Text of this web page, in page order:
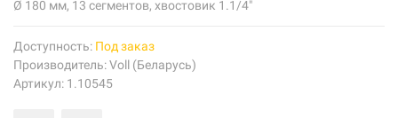
Ø 180 мм, 13 сегментов, хвостовик 1.1/4"
Доступность: Под заказ
Производитель:Voll (Беларусь)
Артикул: 1.10545